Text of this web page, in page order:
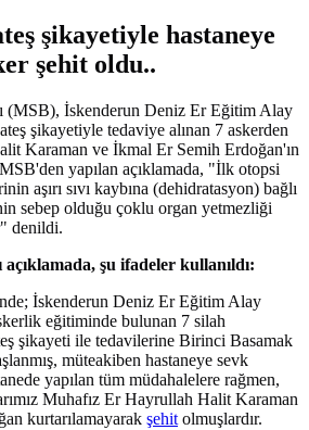
şikayetiyle hastaneye
şehit oldu..
(MSB), İskenderun Deniz Er Eğitim Alay
şikayetiyle tedaviye alınan 7 askerden
Karaman ve İkmal Er Semih Erdoğan'ın
yapılan açıklamada, "İlk otopsi
aşırı sıvı kaybına (dehidratasyon) bağlı
sebep olduğu çoklu organ yetmezliği
denildi.
açıklamada, şu ifadeler kullanıldı:
İskenderun Deniz Er Eğitim Alay
eğitiminde bulunan 7 silah
şikayeti ile tedavilerine Birinci Basamak
müteakiben hastaneye sevk
yapılan tüm müdahalelere rağmen,
Muhafız Er Hayrullah Halit Karaman
kurtarılamayarak şehit olmuşlardır.